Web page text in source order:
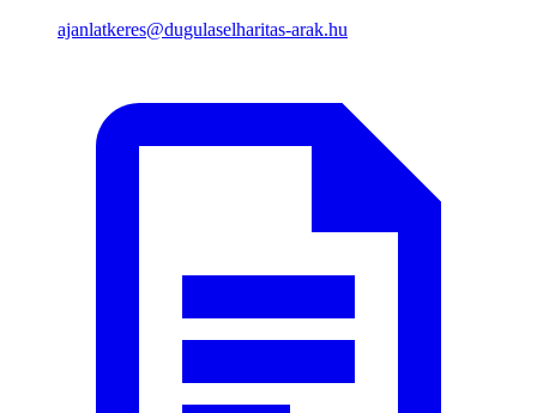
ajanlatkeres@dugulaselharitas-arak.hu